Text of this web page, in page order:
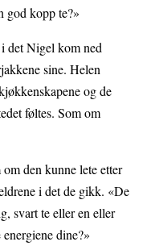
god kopp te?»
det Nigel kom ned
sine. Helen
og de
føltes. Som om
den kunne lete etter
i det de gikk. «De
svart te eller en eller
dine?»